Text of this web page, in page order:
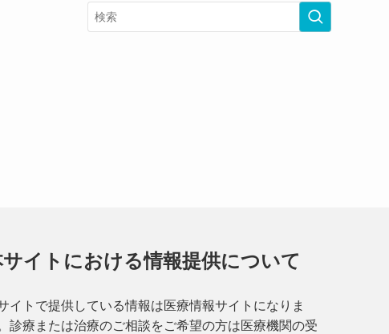
イトにおける情報提供について
イトで提供している情報は医療情報サイトになりま
診療または治療のご相談をご希望の方は医療機関の受